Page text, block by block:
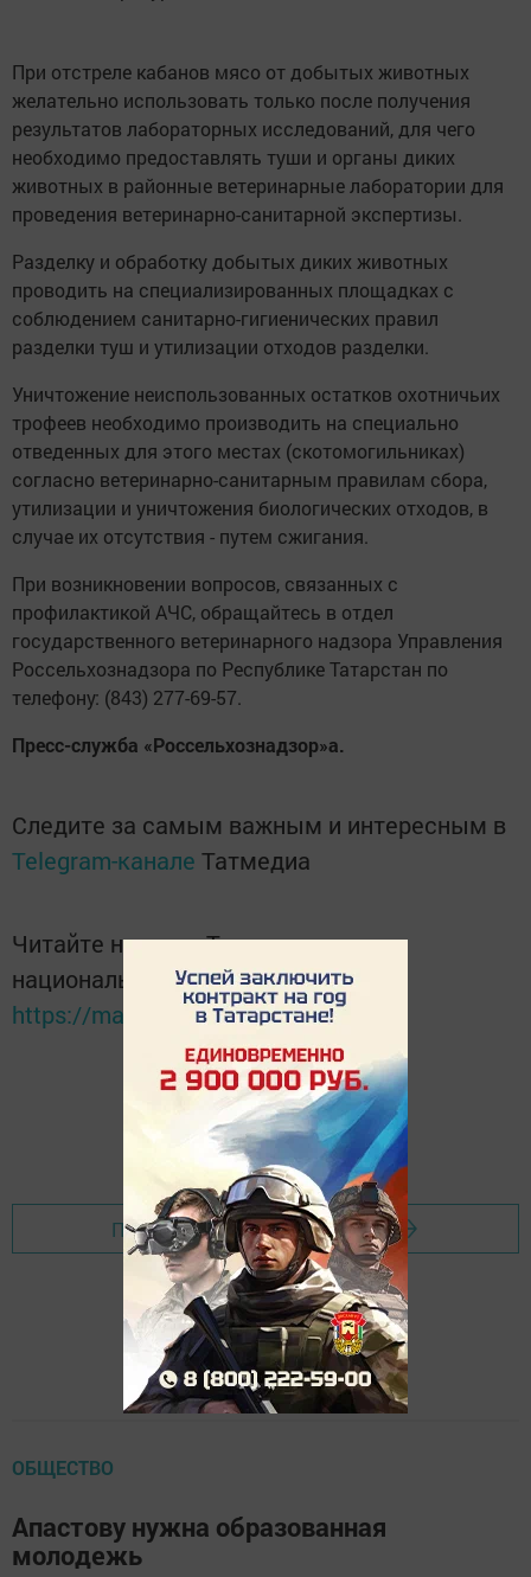
При отстреле кабанов мясо от добытых животных
желательно использовать только после получения
результатов лабораторных исследований, для чего
необходимо предоставлять туши и органы диких
животных в районные ветеринарные лаборатории для
проведения ветеринарно-санитарной экспертизы.
Разделку и обработку добытых диких животных
проводить на специализированных площадках с
соблюдением санитарно-гигиенических правил
разделки туш и утилизации отходов разделки.
Уничтожение неиспользованных остатков охотничьих
трофеев необходимо производить на специально
отведенных для этого местах (скотомогильниках)
согласно ветеринарно-санитарным правилам сбора,
утилизации и уничтожения биологических отходов, в
случае их отсутствия - путем сжигания.
При возникновении вопросов, связанных с
профилактикой АЧС, обращайтесь в отдел
государственного ветеринарного надзора Управления
Россельхознадзора по Республике Татарстан по
телефону: (843) 277-69-57.
Пресс-служба «Россельхознадзор»а.
Следите за самым важным и интересным в
Telegram-канале Татмедиа
Читайте новости Татарстана в
национальном мессенджере MАХ:
https://max.ru/tatmedia
Перейти на страницу новости
ОБЩЕСТВО
Апастову нужна образованная
молодежь